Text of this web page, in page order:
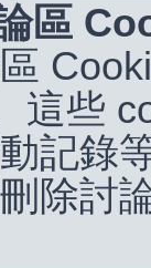
區
區
這些
記錄
除討